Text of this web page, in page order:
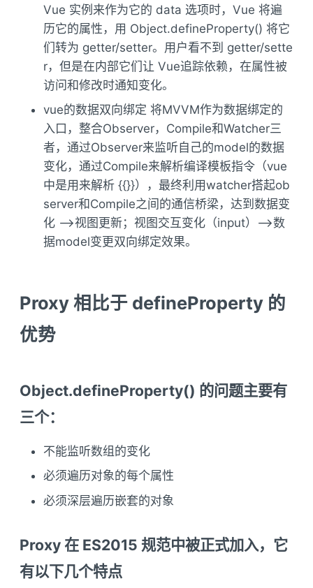
Vue 实例来作为它的 data 选项时，Vue 将遍
历它的属性，用 Object.defineProperty() 将它
们转为 getter/setter。用户看不到 getter/sette
r，但是在内部它们让 Vue追踪依赖，在属性被
访问和修改时通知变化。
vue的数据双向绑定 将MVVM作为数据绑定的
入口，整合Observer，Compile和Watcher三
者，通过Observer来监听自己的model的数据
变化，通过Compile来解析编译模板指令（vue
中是用来解析 {{}}），最终利用watcher搭起ob
server和Compile之间的通信桥梁，达到数据变
化 —>视图更新；视图交互变化（input）—>数
据model变更双向绑定效果。
Proxy 相比于 defineProperty 的
优势
Object.defineProperty() 的问题主要有
三个：
不能监听数组的变化
必须遍历对象的每个属性
必须深层遍历嵌套的对象
Proxy 在 ES2015 规范中被正式加入，它
有以下几个特点